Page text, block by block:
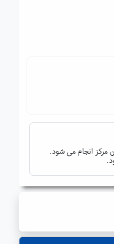
مرکز انجام می شود.